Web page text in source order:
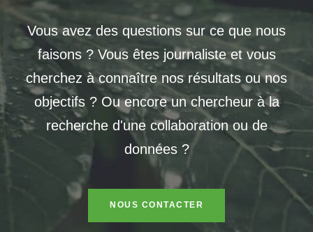
Vous avez des questions sur ce que nous
faisons ? Vous êtes journaliste et vous
cherchez à connaître nos résultats ou nos
objectifs ? Ou encore un chercheur à la
recherche d'une collaboration ou de
données ?
NOUS CONTACTER